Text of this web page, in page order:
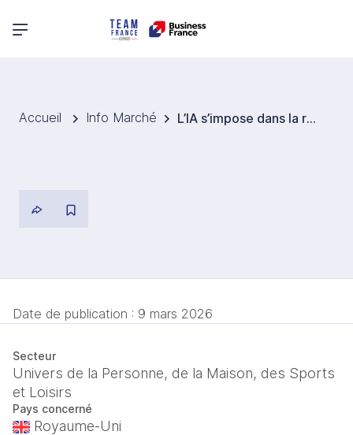
Menu principal
Accueil Info Marché L’IA s’impose dans la réservation de voyages
Date de publication : 9 mars 2026
Secteur
Univers de la Personne, de la Maison, des Sports
et Loisirs
Pays concerné
Royaume-Uni